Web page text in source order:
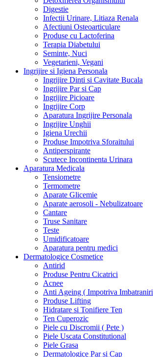
Digestie
Infectii Urinare, Litiaza Renala
Afectiuni Osteoarticulare
Produse cu Lactoferina
Terapia Diabetului
Seminte, Nuci
Vegetarieni, Vegani
Ingrijire si Igiena Personala
Ingrijire Dinti si Cavitate Bucala
Ingrijire Par si Cap
Ingrijire Picioare
Ingrijire Corp
Aparatura Ingrijire Personala
Ingrijire Unghii
Igiena Urechii
Produse Impotriva Sforaitului
Antiperspirante
Scutece Incontinenta Urinara
Aparatura Medicala
Tensiometre
Termometre
Aparate Glicemie
Aparate aerosoli - Nebulizatoare
Cantare
Truse Sanitare
Teste
Umidificatoare
Aparatura pentru medici
Dermatologice Cosmetice
Antirid
Produse Pentru Cicatrici
Acnee
Anti Ageing ( Impotriva
Produse Lifting
Hidratare si Tonifiere Ten
Ten Cuperozic
Piele cu Discromii ( Pete )
Piele Uscata Constitutional
Piele Grasa
Dermatologice Par si Cap